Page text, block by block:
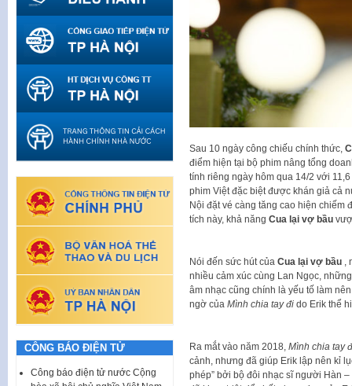
Sau 10 ngày công chiếu chính thức,
điểm hiện tại bộ phim nâng tổng
tính riêng ngày hôm qua 14/2 với
phim Việt đặc biệt được khán giả cả
Nội đặt vé càng tăng cao hiện chiếm
tích này, khả năng Cua lại vợ bầu
Nói đến sức hút của Cua lại vợ bầu,
nhiều cảm xúc cùng Lan Ngọc,
âm nhạc cũng chính là yếu tố làm
ngờ của Mình chia tay đido Erik thể
Ra mắt vào năm 2018, Mình chia tay
cảnh, nhưng đã giúp Erik lập nên kỉ
phép” bởi bộ đôi nhạc sĩ người Hàn
CÔNG BÁO ĐIỆN TỬ
Công báo điện tử nước Cộng